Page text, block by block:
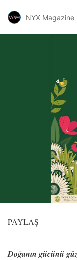
NYX Magazine
PAYLAŞ
Doğanın gücünü